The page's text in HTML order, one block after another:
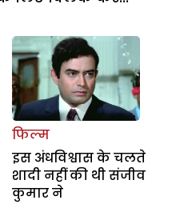
फिल्म
इस अंधविश्वास के चलते
शादी नहीं की थी संजीव
कुमार ने